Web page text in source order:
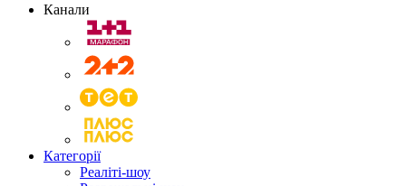
Канали
Категорії
Реаліті-шоу